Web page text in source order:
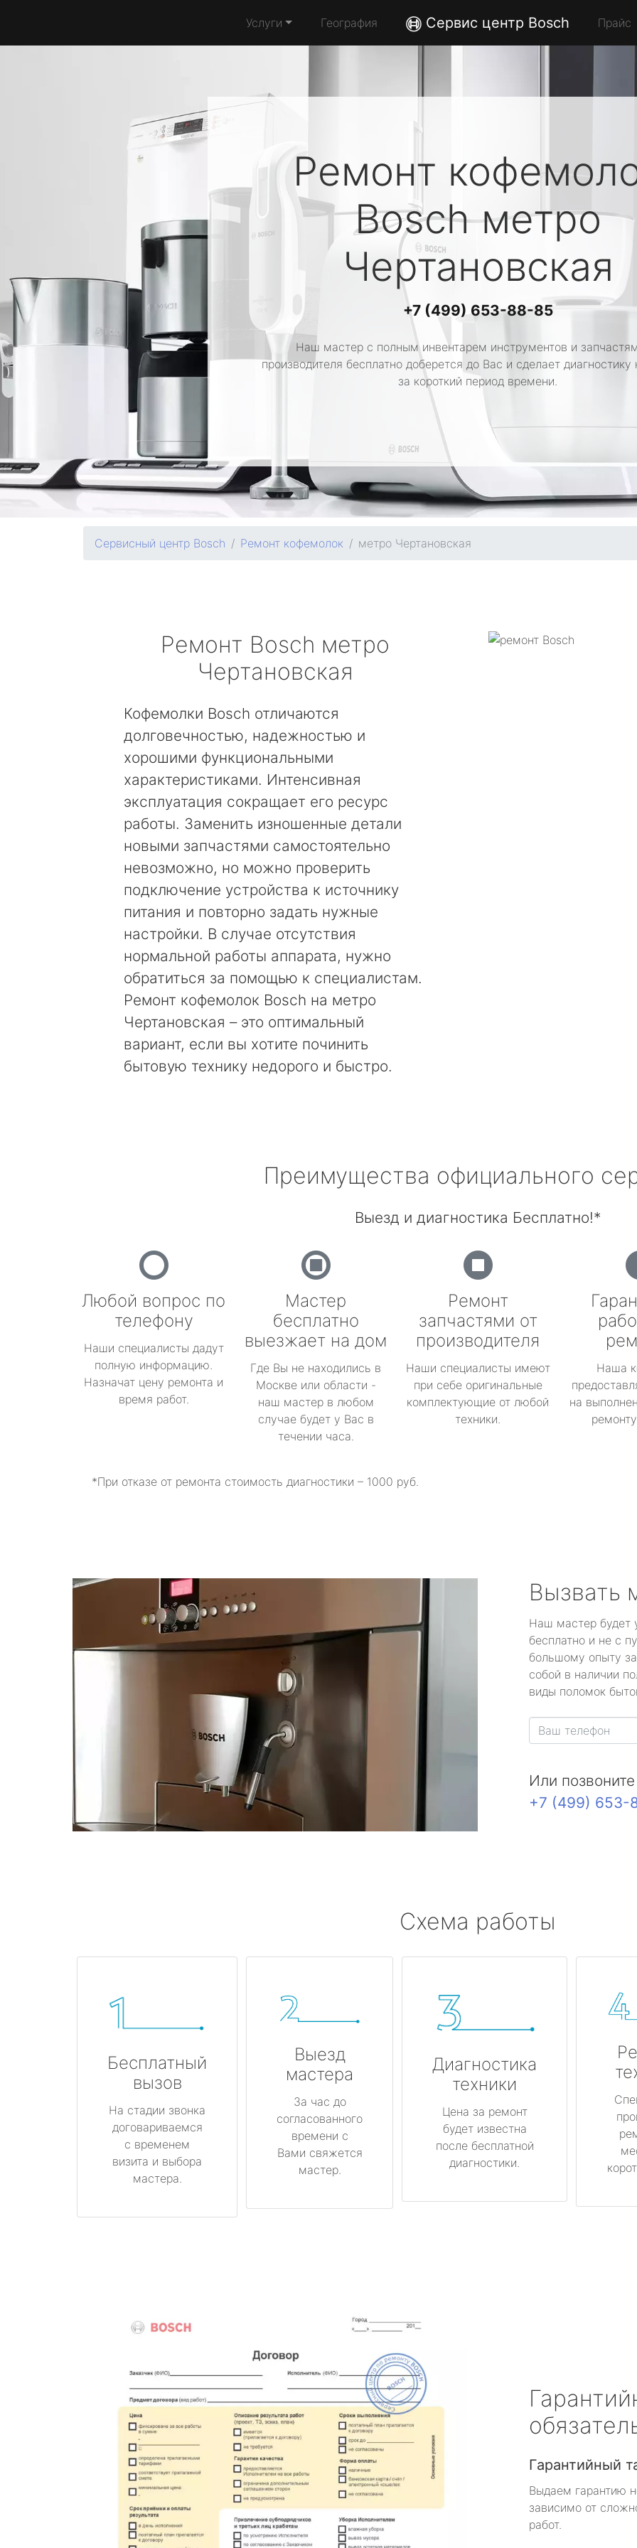
Услуги География Сервис центр Bosch Прайс
Ремонт
Boschметро
Чертановская
+7 (499) 653-88-85
Наш мастер с полным инвентарем инструментов и
производителя бесплатно доберется до Вас и сделает
за короткий период времени.
Сервисный центр Bosch Ремонт кофемолок метро Чертановская
Ремонт Bosch метро
Чертановская
Кофемолки Bosch отличаются
долговечностью, надежностью и
хорошими функциональными
характеристиками. Интенсивная
эксплуатация сокращает его ресурс
работы. Заменить изношенные детали
новыми запчастями самостоятельно
невозможно, но можно проверить
подключение устройства к источнику
питания и повторно задать нужные
настройки. В случае отсутствия
нормальной работы аппарата, нужно
обратиться за помощью к специалистам.
Ремонт кофемолок Bosch на метро
Чертановская – это оптимальный
вариант, если вы хотите починить
бытовую технику недорого и быстро.
Преимущества официального
Выезд и диагностика Бесплатно!*
Любой вопрос по
телефону
Наши специалисты дадут
полную информацию.
Назначат цену ремонта и
время работ.
Мастер
бесплатно
выезжает на дом
Где Вы не находились в
Москве или области -
наш мастер в любом
случае будет у Вас в
течении часа.
Ремонт
запчастями от
производителя
Наши специалисты имеют
при себе оригинальные
комплектующие от любой
техники.
Наша
на
*При отказе от ремонта стоимость диагностики – 1000 руб.
Вызвать
Наш мастер будет
бесплатно и не с
большому опыту
собой в наличии
виды поломок
Или
+7 (499) 653-
Схема работы
Бесплатный
вызов
На стадии звонка
договариваемся
с временем
визита и выбора
мастера.
Выезд
мастера
За час до
согласованного
времени с
Вами свяжется
мастер.
Диагностика
техники
Цена за ремонт
будет известна
после бесплатной
диагностики.
Гарантийный
Выдаем гарантию
зависимо от
работ.